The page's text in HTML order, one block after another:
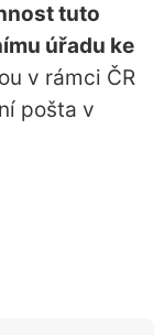
tuto
úřadu ke
v rámci ČR
pošta v